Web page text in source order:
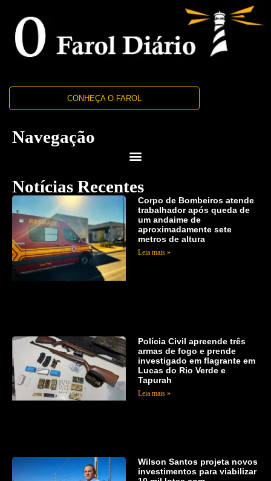
CONHEÇA O FAROL
Navegação
Notícias Recentes
Corpo de Bombeiros atende
trabalhador após queda de
um andaime de
aproximadamente sete
metros de altura
Leia mais »
Polícia Civil apreende três
armas de fogo e prende
investigado em flagrante em
Lucas do Rio Verde e
Tapurah
Leia mais »
Wilson Santos projeta novos
investimentos para viabilizar